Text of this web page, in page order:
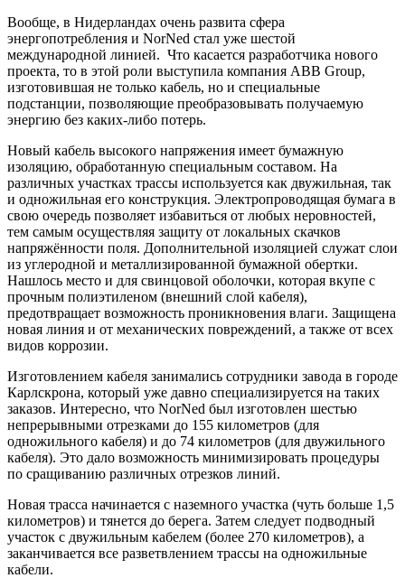
Вообще, в Нидерландах очень развита сфера
энергопотребления и NorNed стал уже шестой
международной линией. Что касается разработчика нового
проекта, то в этой роли выступила компания ABB Group,
изготовившая не только кабель, но и специальные
подстанции, позволяющие преобразовывать получаемую
энергию без каких-либо потерь.
Новый кабель высокого напряжения имеет бумажную
изоляцию, обработанную специальным составом. На
различных участках трассы используется как двужильная, так
и одножильная его конструкция. Электропроводящая бумага в
свою очередь позволяет избавиться от любых неровностей,
тем самым осуществляя защиту от локальных скачков
напряжённости поля. Дополнительной изоляцией служат слои
из углеродной и металлизированной бумажной обертки.
Нашлось место и для свинцовой оболочки, которая вкупе с
прочным полиэтиленом (внешний слой кабеля),
предотвращает возможность проникновения влаги. Защищена
новая линия и от механических повреждений, а также от всех
видов коррозии.
Изготовлением кабеля занимались сотрудники завода в городе
Карлскрона, который уже давно специализируется на таких
заказов. Интересно, что NorNed был изготовлен шестью
непрерывными отрезками до 155 километров (для
одножильного кабеля) и до 74 километров (для двужильного
кабеля). Это дало возможность минимизировать процедуры
по сращиванию различных отрезков линий.
Новая трасса начинается с наземного участка (чуть больше 1,5
километров) и тянется до берега. Затем следует подводный
участок с двужильным кабелем (более 270 километров), а
заканчивается все разветвлением трассы на одножильные
кабели.